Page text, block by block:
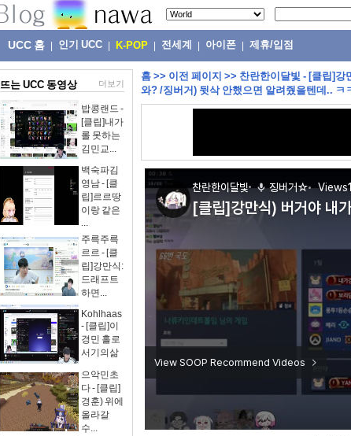
UCC 홈 인기 UCC K-POP 전세계 아이폰 제휴/입점
뜨는 UCC 동영상 더보기
밥콩랜드 -
[클립]내가
롤 못하는
김민교...
백숙파김
영남 - [클
립]르르땅
이랑 같은
...
주륵주륵
르르 - [클
립]강만식:
드래프트
하면...
Kohlhaas
- [클립]이
경민 홀로
서기의삶
으악민초
다 - [클립]
경훈) 위에
올라갈
수...
홈 >> 이전 페이지 >> 찬란한이달빛 - [클립]강
와? /징버거) 뒷삭 안했으면 알려줬을텐데.. ㅋ